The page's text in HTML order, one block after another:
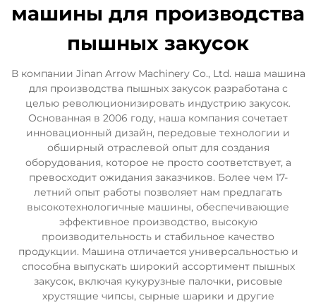
машины для производства
пышных закусок
В компании Jinan Arrow Machinery Co., Ltd. наша машина
для производства пышных закусок разработана с
целью революционизировать индустрию закусок.
Основанная в 2006 году, наша компания сочетает
инновационный дизайн, передовые технологии и
обширный отраслевой опыт для создания
оборудования, которое не просто соответствует, а
превосходит ожидания заказчиков. Более чем 17-
летний опыт работы позволяет нам предлагать
высокотехнологичные машины, обеспечивающие
эффективное производство, высокую
производительность и стабильное качество
продукции. Машина отличается универсальностью и
способна выпускать широкий ассортимент пышных
закусок, включая кукурузные палочки, рисовые
хрустящие чипсы, сырные шарики и другие